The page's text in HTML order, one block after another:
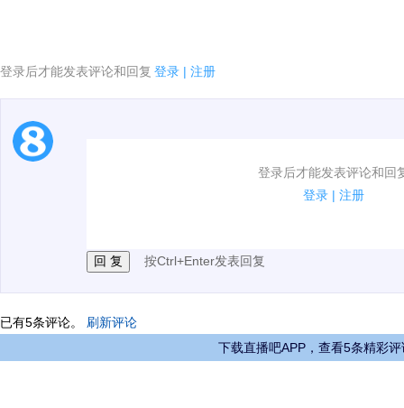
登录后才能发表评论和回复 登录 | 注册
登录后才能发表评论和回
登录 | 注册
1.电脑端新用户可以发表评论了！
按Ctrl+Enter发表回复
已有5条评论。 刷新评论
下载直播吧APP，查看5条精彩评